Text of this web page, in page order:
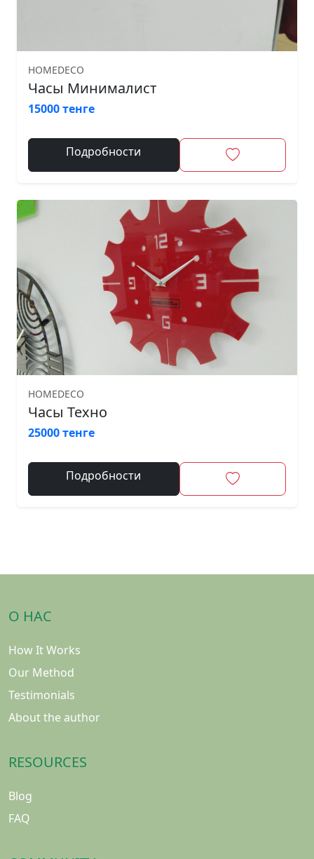
HOMEDECO
Часы Минималист
15000 тенге
Подробности
HOMEDECO
Часы Техно
25000 тенге
Подробности
О НАС
How It Works
Our Method
Testimonials
About the author
RESOURCES
Blog
FAQ